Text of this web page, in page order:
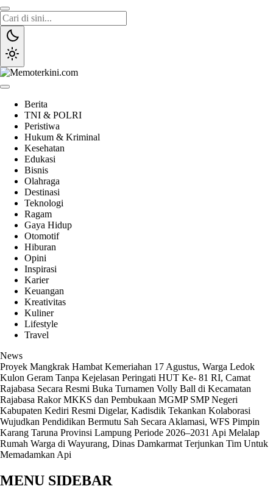
Lewati
ke
konten
Berita
TNI & POLRI
Peristiwa
Hukum & Kriminal
Kesehatan
Edukasi
Bisnis
Olahraga
Destinasi
Teknologi
Ragam
Gaya Hidup
Otomotif
Hiburan
Opini
Inspirasi
Karier
Keuangan
Kreativitas
Kuliner
Lifestyle
Travel
News
‎Proyek Mangkrak Hambat Kemeriahan 17 Agustus, Warga Ledok
Kulon Geram Tanpa Kejelasan Peringati HUT Ke- 81 RI, Camat
Rajabasa Secara Resmi Buka Turnamen Volly Ball di Kecamatan
Rajabasa Rakor MKKS dan Pembukaan MGMP SMP Negeri
Kabupaten Kediri Resmi Digelar, Kadisdik Tekankan Kolaborasi
Wujudkan Pendidikan Bermutu Sah Secara Aklamasi, WFS Pimpin
Karang Taruna Provinsi Lampung Periode 2026–2031 Api Melalap
Rumah Warga di Wayurang, Dinas Damkarmat Terjunkan Tim Untuk
Memadamkan Api
MENU SIDEBAR